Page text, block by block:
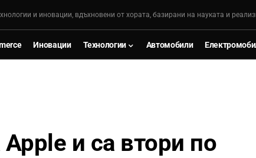
и иновации, вдъхновени от хората, базирани на науката и
Иновации Технологии Автомобили
и са втори по